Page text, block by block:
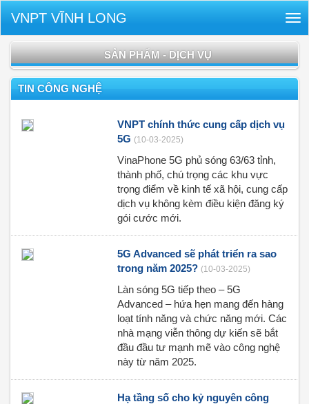
VNPT VĨNH LONG
SẢN PHẨM - DỊCH VỤ
TIN CÔNG NGHỆ
VNPT chính thức cung cấp dịch vụ
5G (10-03-2025)
VinaPhone 5G phủ sóng 63/63 tỉnh,
thành phố, chú trọng các khu vực
trọng điểm về kinh tế xã hội, cung cấp
dịch vụ không kèm điều kiện đăng ký
gói cước mới.
5G Advanced sẽ phát triển ra sao
trong năm 2025? (10-03-2025)
Làn sóng 5G tiếp theo – 5G
Advanced – hứa hẹn mang đến hàng
loạt tính năng và chức năng mới. Các
nhà mạng viễn thông dự kiến sẽ bắt
đầu đầu tư mạnh mẽ vào công nghệ
này từ năm 2025.
Hạ tầng số cho kỷ nguyên công